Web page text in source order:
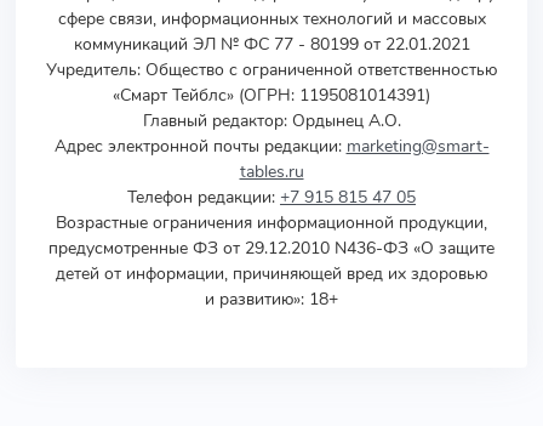
сфере связи, информационных технологий и массовых
коммуникаций ЭЛ № ФС 77 - 80199 от 22.01.2021
Учредитель: Общество с ограниченной ответственностью
«Смарт Тейблс» (ОГРН: 1195081014391)
Главный редактор: Ордынец А.О.
Адрес электронной почты редакции: marketing@smart-
tables.ru
Телефон редакции: +7 915 815 47 05
Возрастные ограничения информационной продукции,
предусмотренные ФЗ от 29.12.2010 N436-ФЗ «О защите
детей от информации, причиняющей вред их здоровью
и развитию»: 18+